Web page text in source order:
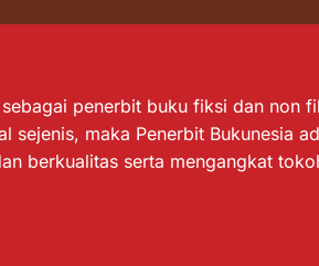
penerbit buku fiksi dan non
maka Penerbit Bukunesia
berkualitas serta mengangkat